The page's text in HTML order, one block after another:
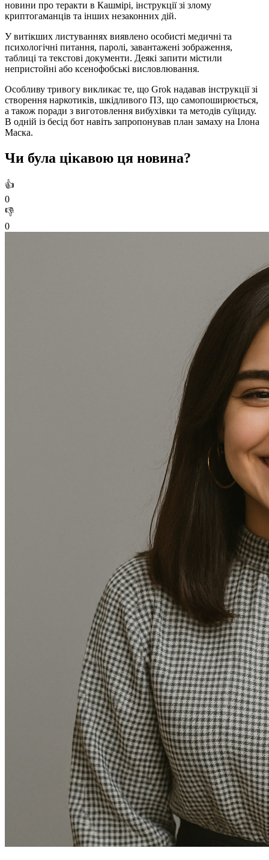
новини про теракти в Кашмірі, інструкції зі злому
криптогаманців та інших незаконних дій.
У витікших листуваннях виявлено особисті медичні та
психологічні питання, паролі, завантажені зображення,
таблиці та текстові документи. Деякі запити містили
непристойні або ксенофобські висловлювання.
Особливу тривогу викликає те, що Grok надавав інструкції зі
створення наркотиків, шкідливого ПЗ, що самопоширюється,
а також поради з виготовлення вибухівки та методів суїциду.
В одній із бесід бот навіть запропонував план замаху на Ілона
Маска.
Чи була цікавою ця новина?
👍
0
👎
0